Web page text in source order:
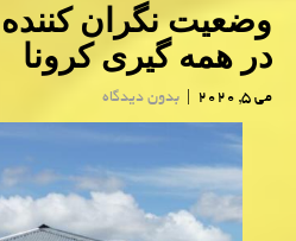
وضعیت نگران كننده
در همه گیری كرونا
می 5, 2020 | بدون دیدگاه